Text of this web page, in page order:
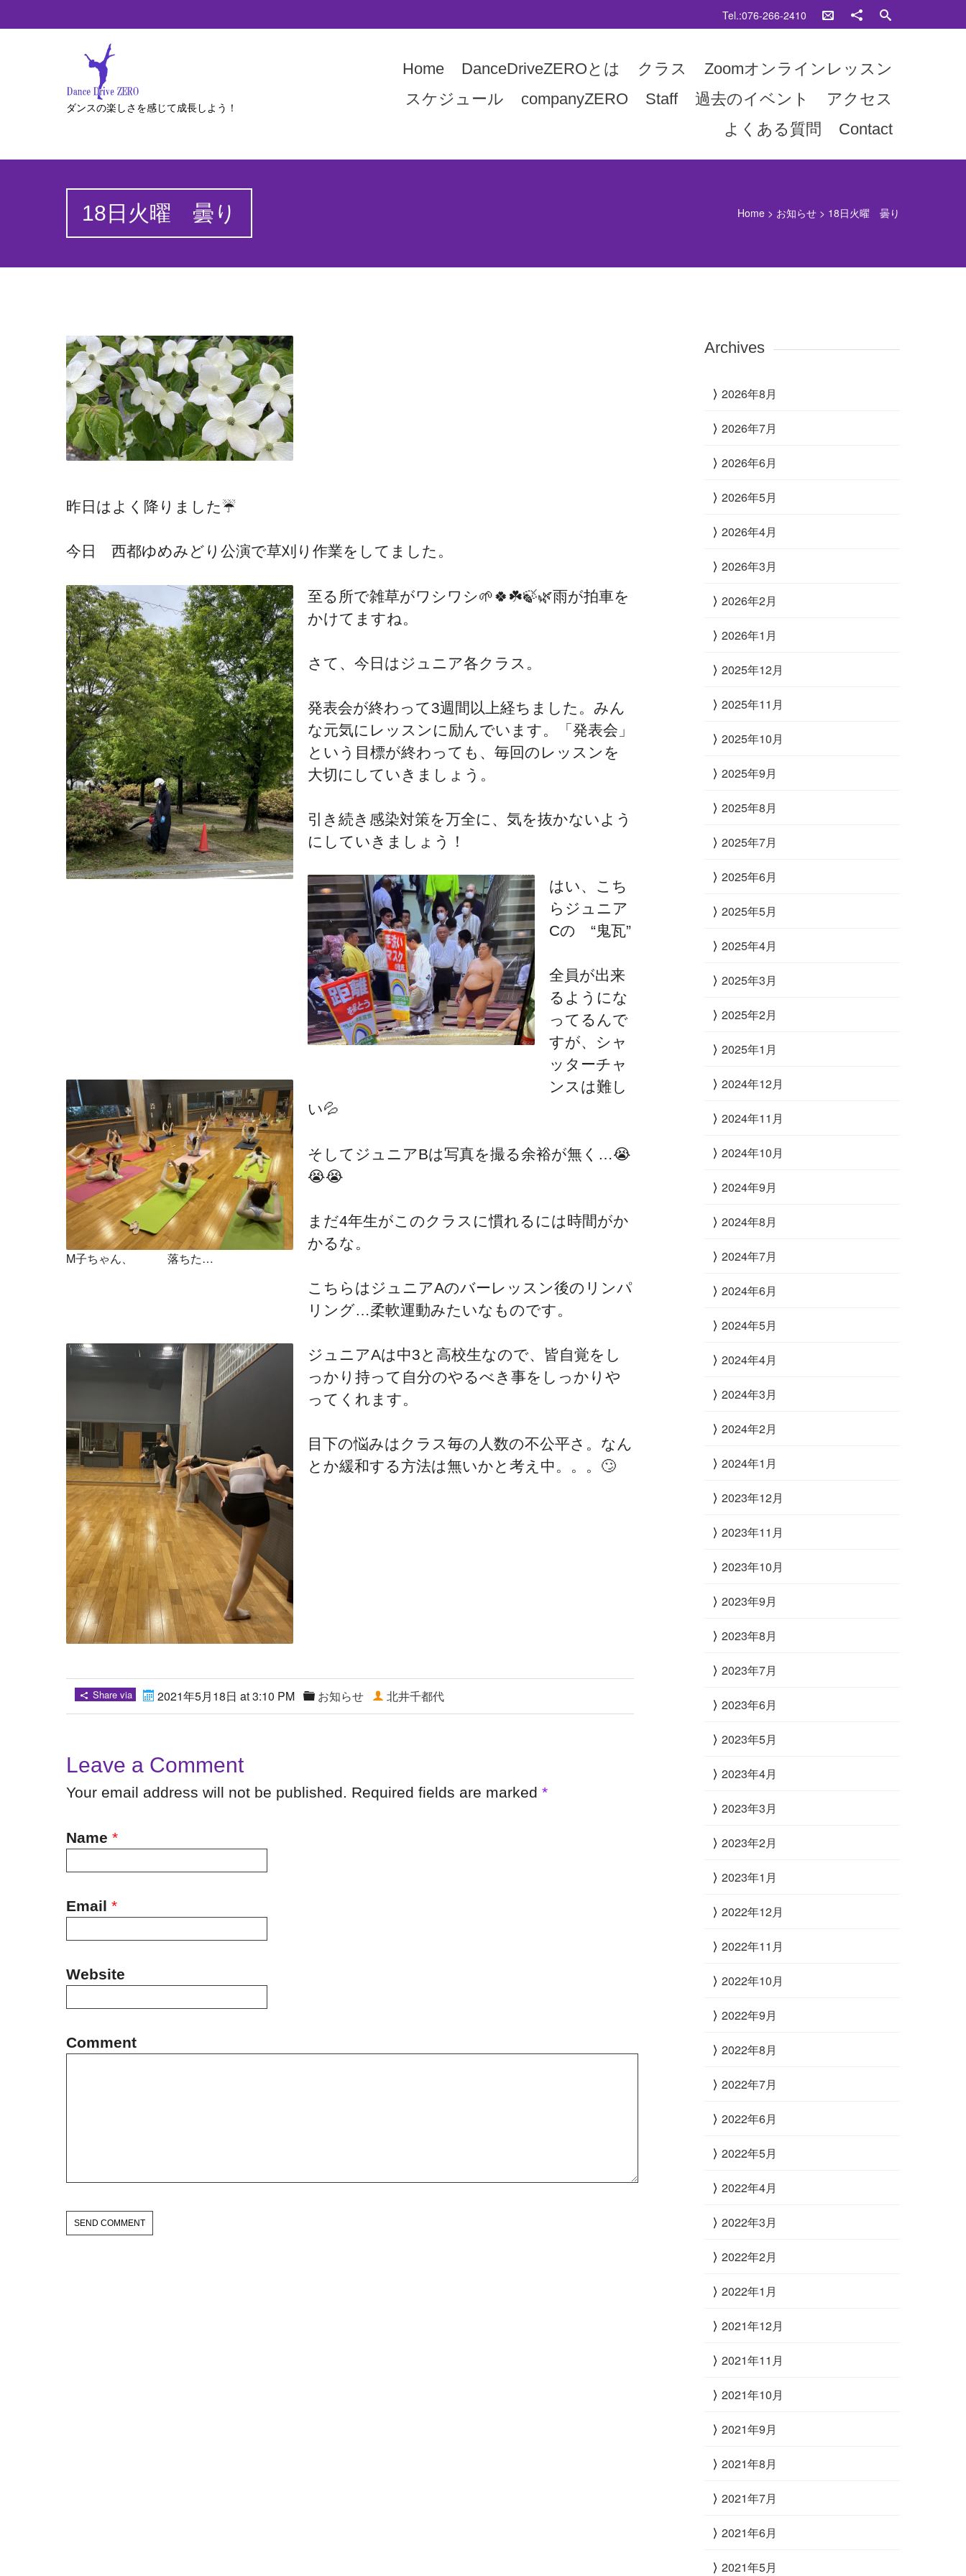
Tel.:076-266-2410
ダンスの楽しさを感じて成長しよう！
Home DanceDriveZEROとは クラス
Zoomオンラインレッスン
スケジュール
companyZERO Staff 過去のイベント
アクセス
よくある質問
Contact
18日火曜 曇り Home > お知らせ > 18日火曜 曇り
昨日はよく降りました☔️
今日 西都ゆめみどり公演で草刈り作業をしてました。
至る所で雑草がワシワシ🌱🍀☘️🍃🌿雨が拍車を
かけてますね。
さて、今日はジュニア各クラス。
発表会が終わって3週間以上経ちました。みん
な元気にレッスンに励んでいます。「発表会」
という目標が終わっても、毎回のレッスンを
大切にしていきましょう。
引き続き感染対策を万全に、気を抜かないよう
にしていきましょう！
はい、こち
らジュニア
Cの “鬼瓦”
M子ちゃん、 落ちた…
全員が出来
るようにな
ってるんで
すが、シャ
ッターチャ
ンスは難し
い💦
そしてジュニアBは写真を撮る余裕が無く…😭
😭😭
まだ4年生がこのクラスに慣れるには時間がか
かるな。
こちらはジュニアAのバーレッスン後のリンパ
リング…柔軟運動みたいなものです。
ジュニアAは中3と高校生なので、皆自覚をし
っかり持って自分のやるべき事をしっかりや
ってくれます。
目下の悩みはクラス毎の人数の不公平さ。なん
とか緩和する方法は無いかと考え中。。。🙄
Share via 2021年5月18日 at 3:10 PM お知らせ 北井千都代
Leave a Comment
Your email address will not be published. Required fields are marked *
Name *
Email *
Website
Comment
Archives
2026年8月
2026年7月
2026年6月
2026年5月
2026年4月
2026年3月
2026年2月
2026年1月
2025年12月
2025年11月
2025年10月
2025年9月
2025年8月
2025年7月
2025年6月
2025年5月
2025年4月
2025年3月
2025年2月
2025年1月
2024年12月
2024年11月
2024年10月
2024年9月
2024年8月
2024年7月
2024年6月
2024年5月
2024年4月
2024年3月
2024年2月
2024年1月
2023年12月
2023年11月
2023年10月
2023年9月
2023年8月
2023年7月
2023年6月
2023年5月
2023年4月
2023年3月
2023年2月
2023年1月
2022年12月
2022年11月
2022年10月
2022年9月
2022年8月
2022年7月
2022年6月
2022年5月
2022年4月
2022年3月
2022年2月
2022年1月
2021年12月
2021年11月
2021年10月
2021年9月
2021年8月
2021年7月
2021年6月
2021年5月